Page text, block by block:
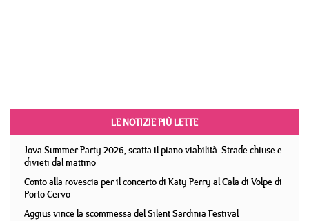
LE NOTIZIE PIÙ LETTE
Jova Summer Party 2026, scatta il piano viabilità. Strade chiuse e
divieti dal mattino
Conto alla rovescia per il concerto di Katy Perry al Cala di Volpe di
Porto Cervo
Aggius vince la scommessa del Silent Sardinia Festival